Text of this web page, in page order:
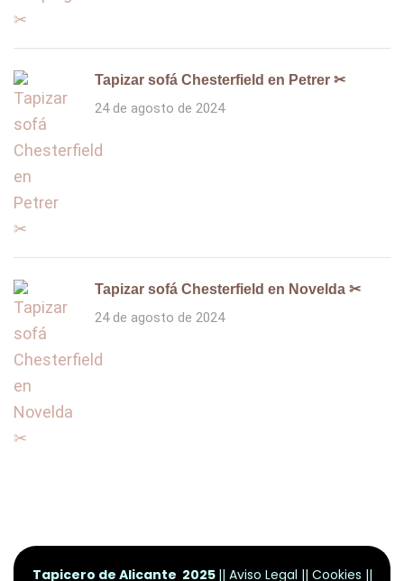
Tapizar sofá Chesterfield en Petrer ✂
24 de agosto de 2024
Tapizar sofá Chesterfield en Novelda ✂
24 de agosto de 2024
Tapicero de Alicante 2025 || Aviso Legal || Cookies ||